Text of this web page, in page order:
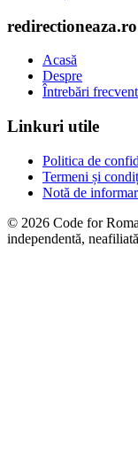
redirectioneaza.ro
Acasă
Despre
Întrebări
Linkuri utile
Politica de
Termeni și
Notă de
© 2026 Code for
independentă,